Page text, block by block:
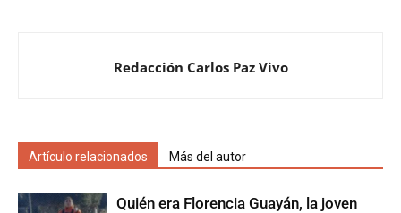
Redacción Carlos Paz Vivo
Artículo relacionados Más del autor
Quién era Florencia Guayán, la joven